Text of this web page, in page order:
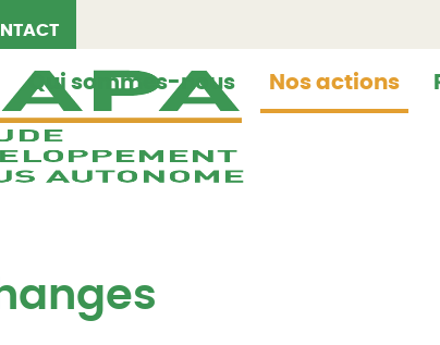
Qui sommes-nous Nos actions